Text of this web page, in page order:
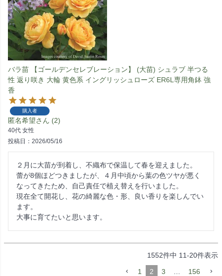
バラ苗 【ゴールデンセレブレーション】 (大苗) シュラブ 半つる
性 返り咲き 大輪 黄色系 イングリッシュローズ ER6L専用角鉢 強
香
購入者
匿名希望 2
40代 女性
投稿日
2026/05/16
２月に大苗が到着し、不織布で保温して春を迎えました。
蕾が8個ほどつきましたが、４月中頃から葉の色ツヤが悪く
なってきたため、自己責任で植え替えを行いました。
現在全て開花し、花の綺麗な色・形、良い香りを楽しんでい
ます。
大事に育てたいと思います。
1552件中 11-20件表示
1 2 3 156